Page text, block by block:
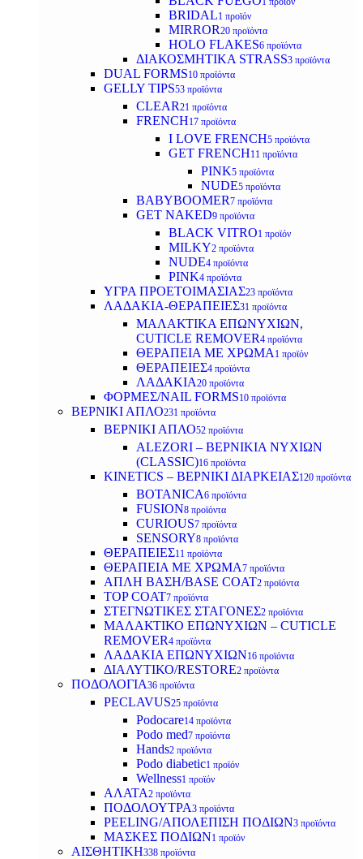
BRIDAL1 προϊόν
MIRROR20 προϊόντα
HOLO FLAKES6 προϊόντα
ΔΙΑΚΟΣΜΗΤΙΚΑ STRASS3 προϊόντα
DUAL FORMS10 προϊόντα
GELLY TIPS53 προϊόντα
CLEAR21 προϊόντα
FRENCH17 προϊόντα
I LOVE FRENCH5 προϊόντα
GET FRENCH11 προϊόντα
PINK5 προϊόντα
NUDE5 προϊόντα
BABYBOOMER7 προϊόντα
GET NAKED9 προϊόντα
BLACK VITRO1 προϊόν
MILKY2 προϊόντα
NUDE4 προϊόντα
PINK4 προϊόντα
ΥΓΡΑ ΠΡΟΕΤΟΙΜΑΣΙΑΣ23 προϊόντα
ΛΑΔΑΚΙΑ-ΘΕΡΑΠΕΙΕΣ31 προϊόντα
ΜΑΛΑΚΤΙΚΑ ΕΠΩΝΥΧΙΩΝ,
CUTICLE REMOVER4 προϊόντα
ΘΕΡΑΠΕΙΑ ΜΕ ΧΡΩΜΑ 1 προϊόν
ΘΕΡΑΠΕΙΕΣ4 προϊόντα
ΛΑΔΑΚΙΑ20 προϊόντα
ΦΟΡΜΕΣ/NAIL FORMS10 προϊόντα
ΒΕΡΝΙΚΙ ΑΠΛΟ231 προϊόντα
ΒΕΡΝΙΚΙ ΑΠΛΟ52 προϊόντα
ALEZORI – ΒΕΡΝΙΚΙΑ ΝΥΧΙΩΝ
(CLASSIC)16 προϊόντα
KINETICS – ΒΕΡΝΙΚΙ ΔΙΑΡΚΕΙΑΣ120 προϊόντα
BOTANICA6 προϊόντα
FUSION8 προϊόντα
CURIOUS7 προϊόντα
SENSORY8 προϊόντα
ΘΕΡΑΠΕΙΕΣ11 προϊόντα
ΘΕΡΑΠΕΙΑ ΜΕ ΧΡΩΜΑ7 προϊόντα
ΑΠΛΗ ΒΑΣΗ/BASE COAT2 προϊόντα
TOP COAT7 προϊόντα
ΣΤΕΓΝΩΤΙΚΕΣ ΣΤΑΓΟΝΕΣ2 προϊόντα
ΜΑΛΑΚΤΙΚΟ ΕΠΩΝΥΧΙΩΝ – CUTICLE
REMOVER4 προϊόντα
ΛΑΔΑΚΙΑ ΕΠΩΝΥΧΙΩΝ16 προϊόντα
ΔΙΑΛΥΤΙΚΟ/RESTORE2 προϊόντα
ΠΟΔΟΛΟΓΙΑ36 προϊόντα
PECLAVUS25 προϊόντα
Podocare14 προϊόντα
Podo med7 προϊόντα
Hands2 προϊόντα
Podo diabetic1 προϊόν
Wellness1 προϊόν
ΑΛΑΤΑ2 προϊόντα
ΠΟΔΟΛΟΥΤΡΑ3 προϊόντα
PEELING/ΑΠΟΛΕΠΙΣΗ ΠΟΔΙΩΝ3 προϊόντα
ΜΑΣΚΕΣ ΠΟΔΙΩΝ1 προϊόν
ΑΙΣΘΗΤΙΚΗ338 προϊόντα